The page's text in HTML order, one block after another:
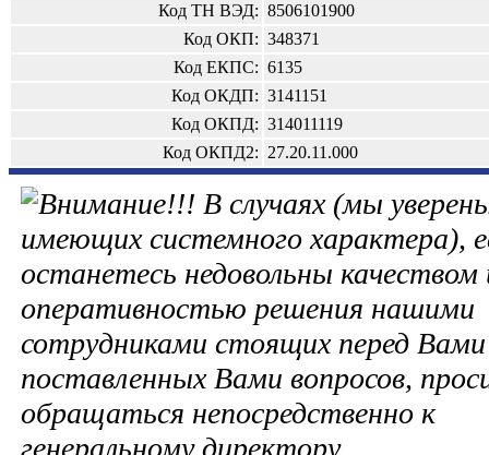
Код ТН ВЭД: 8506101900
Код ОКП: 348371
Код ЕКПС: 6135
Код ОКДП: 3141151
Код ОКПД: 314011119
Код ОКПД2: 27.20.11.000
В случаях (мы
имеющих системного характера),
останетесь недовольны качеством
оперативностью решения нашими
сотрудниками стоящих перед Вами
поставленных Вами вопросов,
обращаться непосредственно к
генеральному директору